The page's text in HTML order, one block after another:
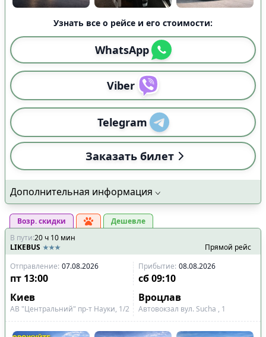
Узнать все о рейсе и его стоимости:
WhatsApp
Viber
Telegram
Заказать билет
Дополнительная информация
Возр. скидки
Дешевле
В пути:20ч 10 мин
LIKEBUS
Прямой рейс
Отправление: 07.08.2026 Прибытие: 08.08.2026
пт 13:00 сб 09:10
Киев
Вроцлав
АВ "Центральний" пр-т Науки, 1/2 Автовокзал вул. Sucha , 1